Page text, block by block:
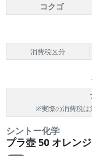
コクゴ
消費税区分
※実際の消費税は
シントー化学
プラ壺 50 オレン